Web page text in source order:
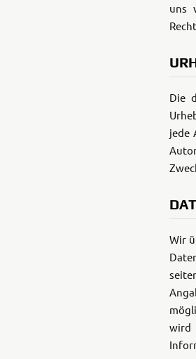
uns
Die
jede
Wir
wird